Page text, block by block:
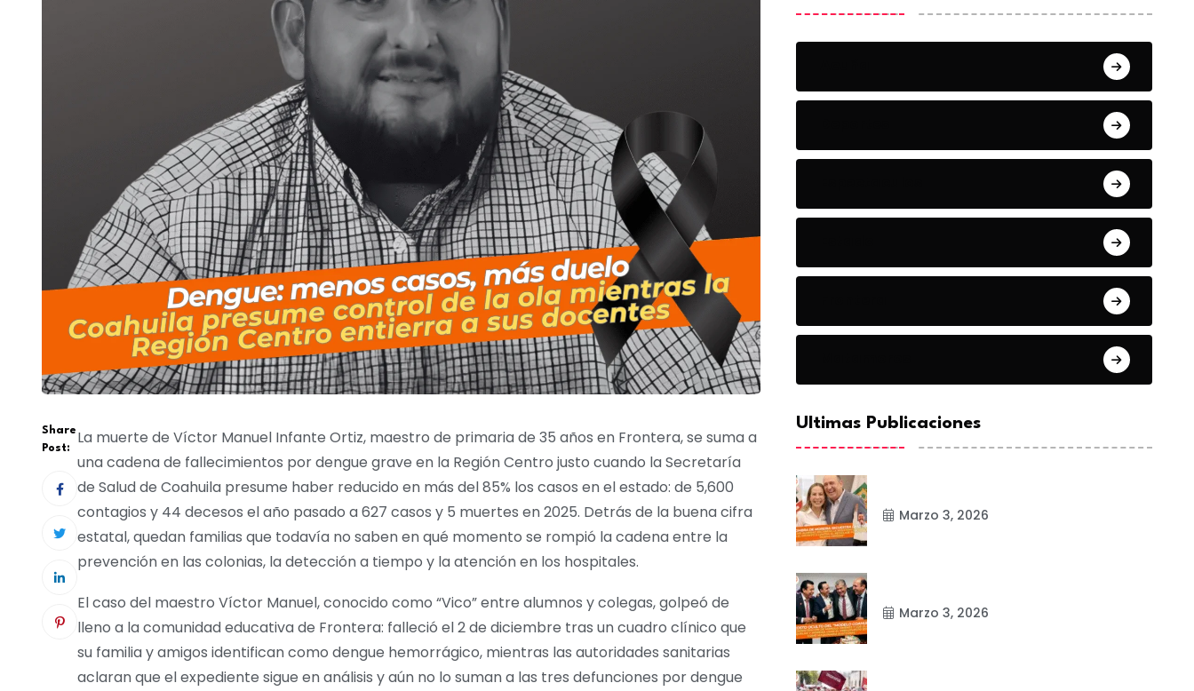
Share
Post:
La muerte de Víctor Manuel Infante Ortiz, maestro de primaria de 35 años en Frontera, se suma a
una cadena de fallecimientos por dengue grave en la Región Centro justo cuando la Secretaría
de Salud de Coahuila presume haber reducido en más del 85% los casos en el estado: de 5,600
contagios y 44 decesos el año pasado a 627 casos y 5 muertes en 2025. Detrás de la buena cifra
estatal, quedan familias que todavía no saben en qué momento se rompió la cadena entre la
prevención en las colonias, la detección a tiempo y la atención en los hospitales.
El caso del maestro Víctor Manuel, conocido como “Vico” entre alumnos y colegas, golpeó de
lleno a la comunidad educativa de Frontera: falleció el 2 de diciembre tras un cuadro clínico que
su familia y amigos identifican como dengue hemorrágico, mientras las autoridades sanitarias
aclaran que el expediente sigue en análisis y aún no lo suman a las tres defunciones por dengue
Ultimas Publicaciones
Marzo 3, 2026
Marzo 3, 2026